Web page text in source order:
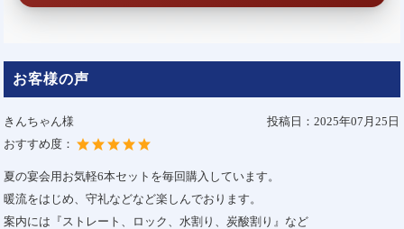
お客様の声
きんちゃん様 投稿日：2025年07月25日
おすすめ度：
夏の宴会用お気軽6本セットを毎回購入しています。
暖流をはじめ、守礼などなど楽しんでおります。
案内には『ストレート、ロック、水割り、炭酸割り』など